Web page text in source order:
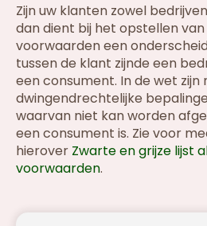
Zijn uw klanten zowel
dan dient bij het opstellen
voorwaarden een
tussen de klant zijnde een
een consument. In de wet zijn
dwingendrechtelijke
waarvan niet kan worden
een consument is. Zie voor
hierover Zwarte en grijze lijst
voorwaarden.